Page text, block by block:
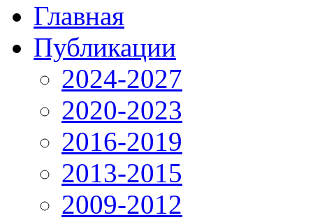
Главная
Публикации
2024-2027
2020-2023
2016-2019
2013-2015
2009-2012